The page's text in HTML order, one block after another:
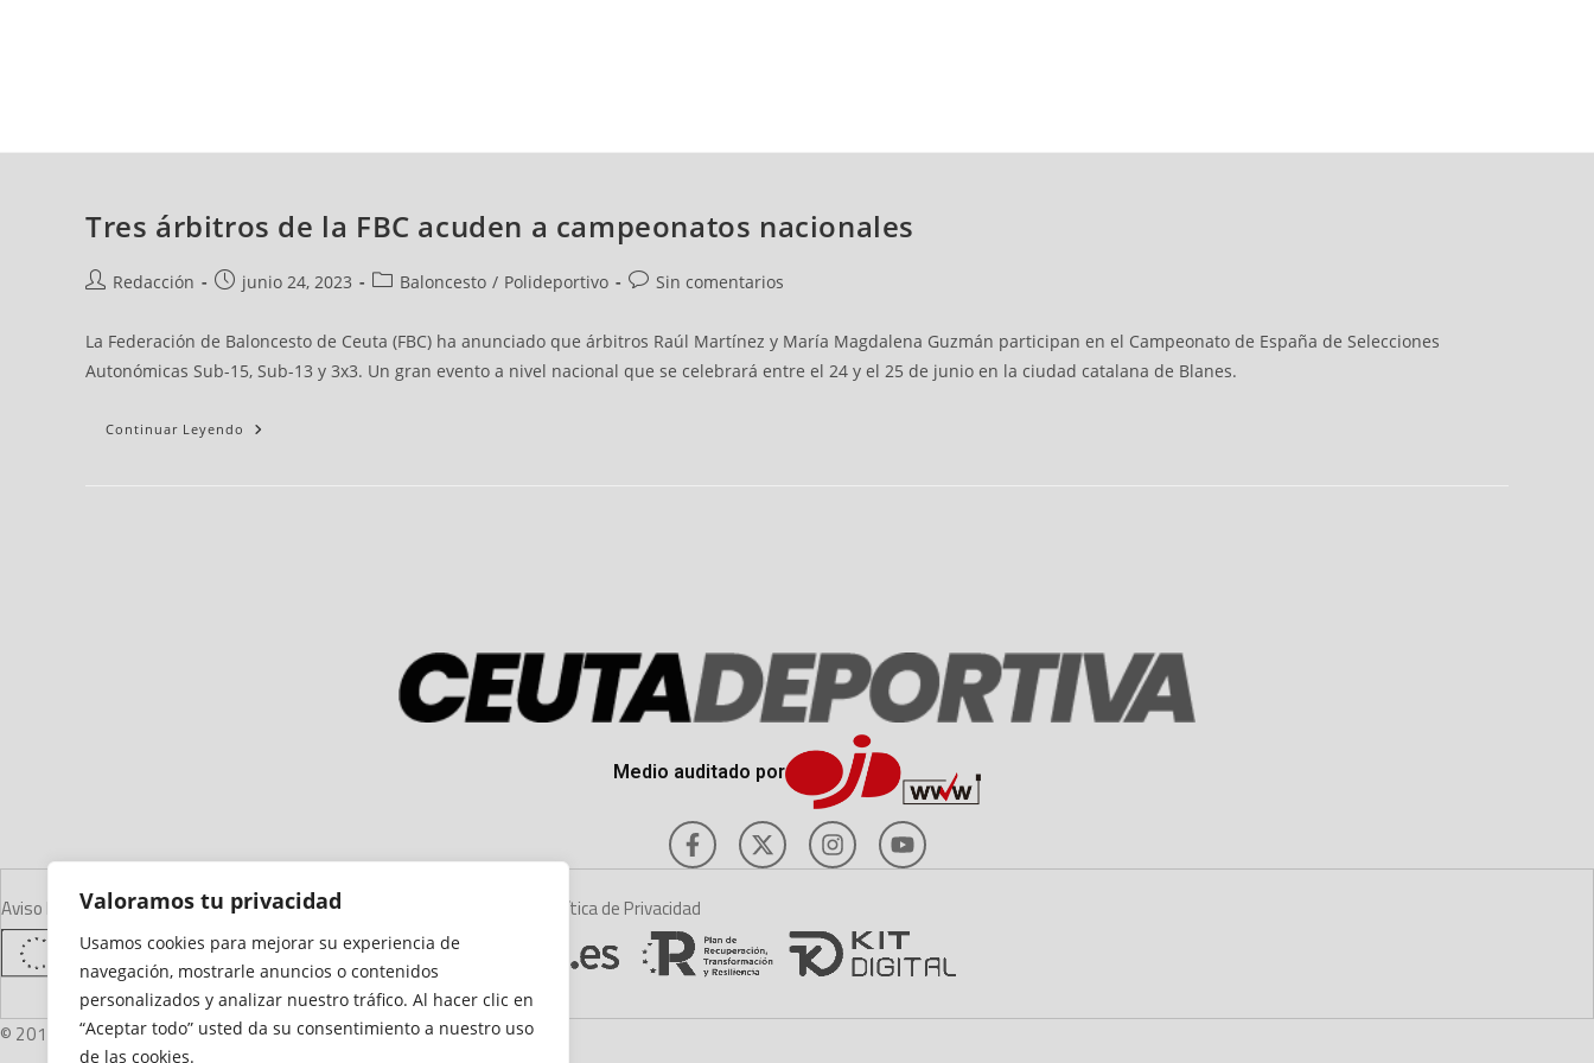
Valoramos tu privacidad
Usamos cookies para mejorar su experiencia de
navegación, mostrarle anuncios o contenidos
personalizados y analizar nuestro tráfico. Al hacer clic en
“Aceptar todo” usted da su consentimiento a nuestro uso
de las cookies.
Tres árbitros de la FBC acuden a campeonatos nacionales
Redacción junio 24, 2023 Baloncesto / Polideportivo Sin comentarios
La Federación de Baloncesto de Ceuta (FBC) ha anunciado que árbitros Raúl Martínez y María Magdalena Guzmán participan en el Campeonato de España de Selecciones
Autonómicas Sub-15, Sub-13 y 3x3. Un gran evento a nivel nacional que se celebrará entre el 24 y el 25 de junio en la ciudad catalana de Blanes.
Continuar Leyendo
Medio auditado por
Aviso LegalDeclaración de AccesibilidadMapa del Sitio Política de Privacidad
© 2012 - 2026 Ceuta Deportiva - Diario Digital Deportivo